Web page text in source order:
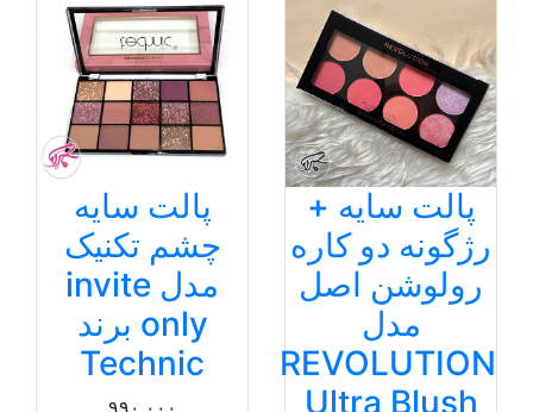
پالت سایه +
رژگونه دو کاره
رولوشن اصل
مدل
REVOLUTION
Ultra Blush
پالت سایه
چشم تکنیک
مدل invite
only برند
Technic
۹۹۰,۰۰۰